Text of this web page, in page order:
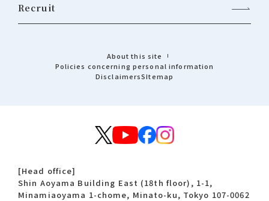
[Head office]
Shin Aoyama Building East (18th floor), 1-1,
Minamiaoyama 1-chome, Minato-ku, Tokyo 107-0062
Recruit
About this site
Policies concerning personal information
DisclaimersSitemap